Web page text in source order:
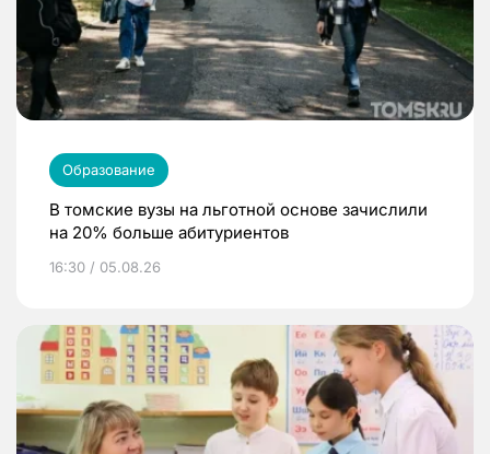
Образование
В томские вузы на льготной основе зачислили
на 20% больше абитуриентов
16:30 / 05.08.26